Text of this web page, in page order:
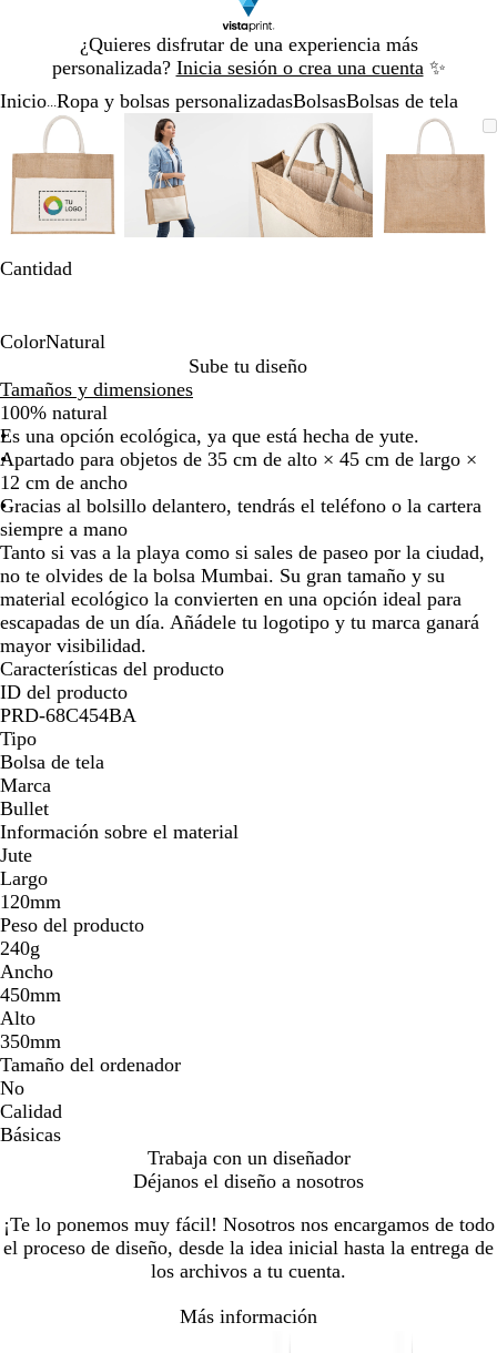
¿Quieres disfrutar de una experiencia más
personalizada? Inicia sesión o crea una cuenta ✨
1
Inicio Ropa y bolsas personalizadasBolsasBolsas de tela
Imagen
ampliable
Acercado
hasta
Haz
clic
expandir
Utiliza
las
de
más
y
menos
y
las
flechas
para
moverte
por
la
imagen
mínimo
expandir
teclas
de
más
y
alejar
y
las
para
moverte
por
la
Imagen
ampliable
Acercado
hasta
mínimo
Haz
clic
para
expandir
Utiliza
las
teclas
de
más
y
flechas
para
moverte
por
la
Imagen
hasta
mínimo
Haz
clic
para
Utiliza
las
teclas
de
más
y
por
la
imagen
Diapositiva
Cantidad
ColorNatural
a
t
u
r
a
l
Sube tu diseño
Tamaños y dimensiones
100% natural
Es una opción ecológica, ya que está hecha de yute.
Apartado para objetos de 35 cm de alto × 45 cm de largo ×
12 cm de ancho
Gracias al bolsillo delantero, tendrás el teléfono o la cartera
siempre a mano
Tanto si vas a la playa como si sales de paseo por la ciudad,
no te olvides de la bolsa Mumbai. Su gran tamaño y su
material ecológico la convierten en una opción ideal para
escapadas de un día. Añádele tu logotipo y tu marca ganará
mayor visibilidad.
Características del producto
ID del producto
PRD-68C454BA
Tipo
Bolsa de tela
Marca
Bullet
Información sobre el material
Jute
Largo
120mm
Peso del producto
240g
Ancho
450mm
Alto
350mm
Tamaño del ordenador
No
Calidad
Básicas
Trabaja con un diseñador
Déjanos el diseño a nosotros
¡Te lo ponemos muy fácil! Nosotros nos encargamos de todo
el proceso de diseño, desde la idea inicial hasta la entrega de
los archivos a tu cuenta.
Más información